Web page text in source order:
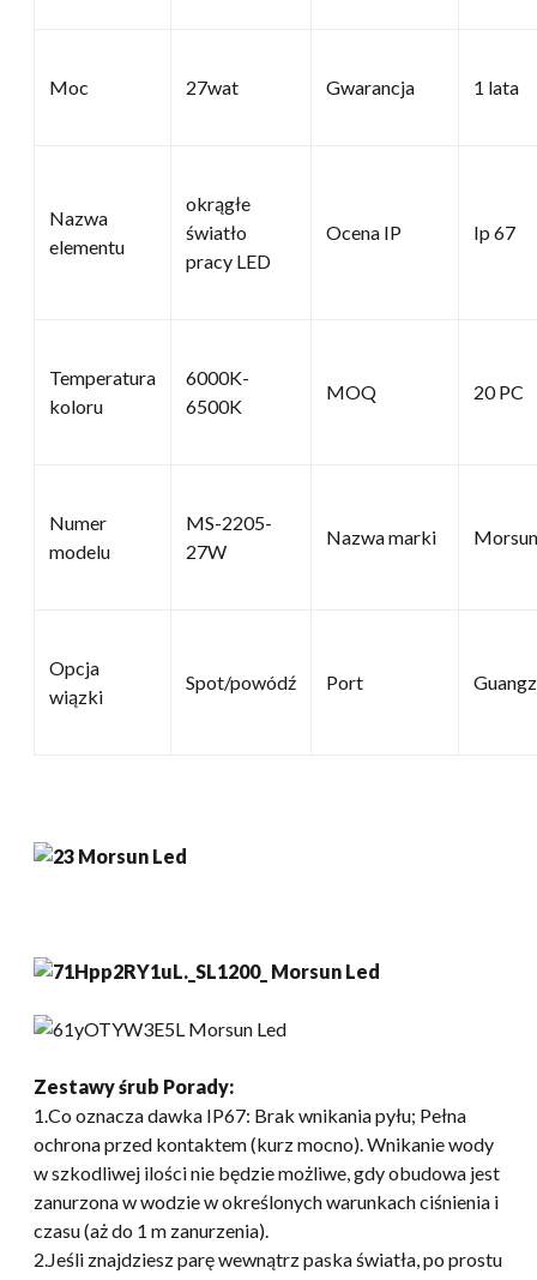
Moc 27wat Gwarancja 1 lata
Nazwa
elementu
okrągłe
światło
pracy LED
Ocena IP Ip 67
Temperatura
koloru
6000K-
6500K
MOQ 20 PC
Numer
modelu
MS-2205-
27W
Nazwa marki Morsun
Opcja
wiązki
Spot/powódź Port
Zestawy śrub Porady:
1.Co oznacza dawka IP67: Brak wnikania pyłu; Pełna
ochrona przed kontaktem (kurz mocno). Wnikanie wody
w szkodliwej ilości nie będzie możliwe, gdy obudowa jest
zanurzona w wodzie w określonych warunkach ciśnienia i
czasu (aż do 1 m zanurzenia).
2.Jeśli znajdziesz parę wewnątrz paska światła, po prostu